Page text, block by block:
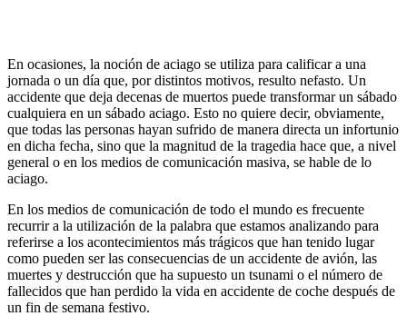
En ocasiones, la noción de aciago se utiliza para calificar a una
jornada o un día que, por distintos motivos, resulto nefasto. Un
accidente que deja decenas de muertos puede transformar un sábado
cualquiera en un sábado aciago. Esto no quiere decir, obviamente,
que todas las personas hayan sufrido de manera directa un infortunio
en dicha fecha, sino que la magnitud de la tragedia hace que, a nivel
general o en los medios de comunicación masiva, se hable de lo
aciago.
En los medios de comunicación de todo el mundo es frecuente
recurrir a la utilización de la palabra que estamos analizando para
referirse a los acontecimientos más trágicos que han tenido lugar
como pueden ser las consecuencias de un accidente de avión, las
muertes y destrucción que ha supuesto un tsunami o el número de
fallecidos que han perdido la vida en accidente de coche después de
un fin de semana festivo.